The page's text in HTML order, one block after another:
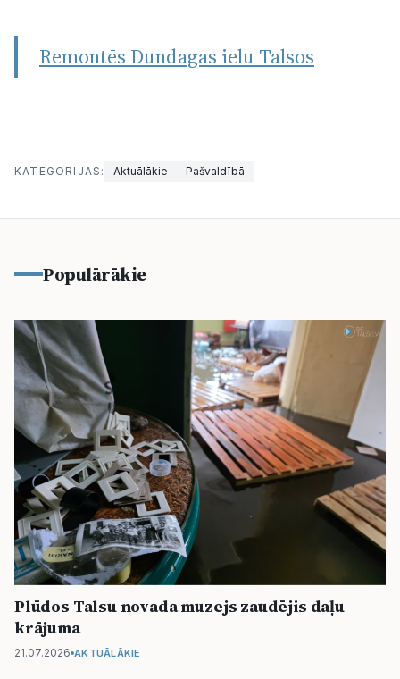
Remontēs Dundagas ielu Talsos
KATEGORIJAS: Aktuālākie Pašvaldībā
Populārākie
Plūdos Talsu novada muzejs zaudējis daļu
krājuma
21.07.2026 AKTUĀLĀKIE